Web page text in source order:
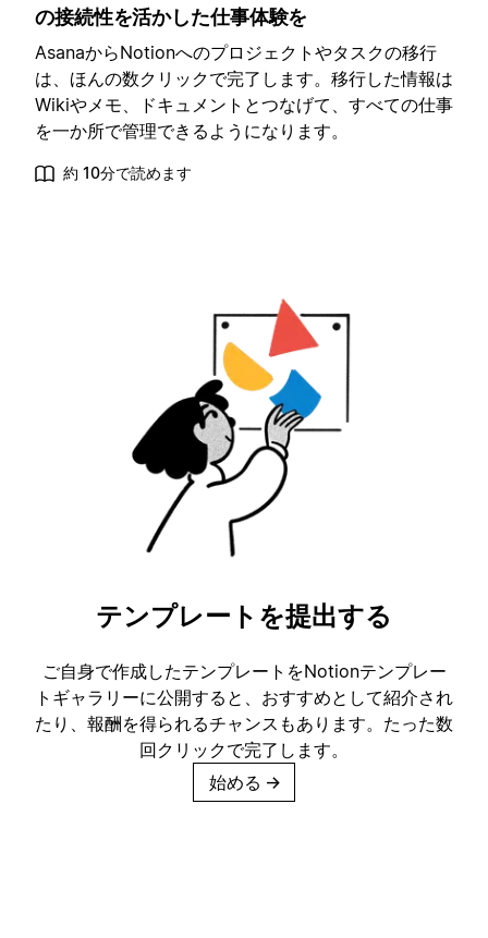
の接続性を活かした仕事体験を
AsanaからNotionへのプロジェクトやタスクの移行
は、ほんの数クリックで完了します。移行した情報は
Wikiやメモ、ドキュメントとつなげて、すべての仕事
を一か所で管理できるようになります。
約 10分で読めます
テンプレートを提出する
ご自身で作成したテンプレートをNotionテンプレー
トギャラリーに公開すると、おすすめとして紹介され
たり、報酬を得られるチャンスもあります。たった数
回クリックで完了します。
始める →